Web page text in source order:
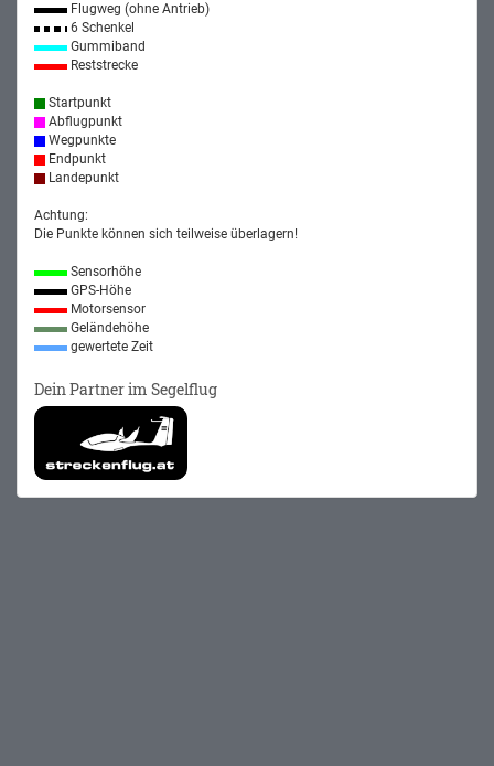
Flugweg (ohne Antrieb)
6 Schenkel
Gummiband
Reststrecke
Startpunkt
Abflugpunkt
Wegpunkte
Endpunkt
Landepunkt
Achtung:
Die Punkte können sich teilweise überlagern!
Sensorhöhe
GPS-Höhe
Motorsensor
Geländehöhe
gewertete Zeit
Dein Partner im Segelflug